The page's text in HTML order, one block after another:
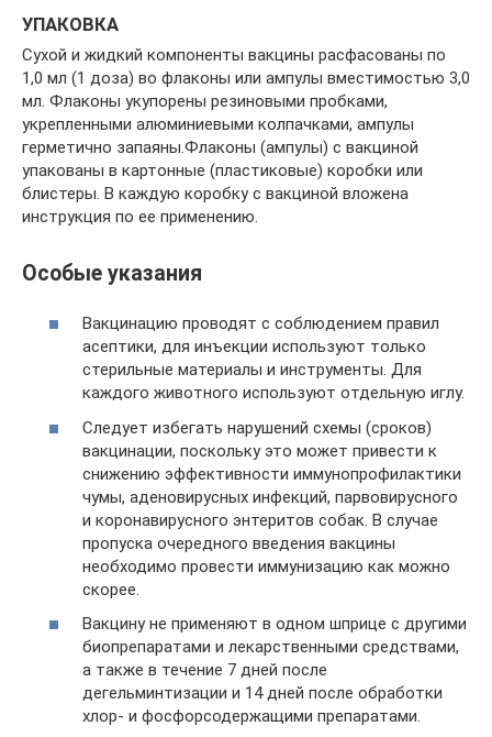
УПАКОВКА
Сухой и жидкий компоненты вакцины расфасованы по
1,0 мл (1 доза) во флаконы или ампулы вместимостью 3,0
мл. Флаконы укупорены резиновыми пробками,
укрепленными алюминиевыми колпачками, ампулы
герметично запаяны.Флаконы (ампулы) с вакциной
упакованы в картонные (пластиковые) коробки или
блистеры. В каждую коробку с вакциной вложена
инструкция по ее применению.
Особые указания
Вакцинацию проводят с соблюдением правил
асептики, для инъекции используют только
стерильные материалы и инструменты. Для
каждого животного используют отдельную иглу.
Следует избегать нарушений схемы (сроков)
вакцинации, поскольку это может привести к
снижению эффективности иммунопрофилактики
чумы, аденовирусных инфекций, парвовирусного
и коронавирусного энтеритов собак. В случае
пропуска очередного введения вакцины
необходимо провести иммунизацию как можно
скорее.
Вакцину не применяют в одном шприце с другими
биопрепаратами и лекарственными средствами,
а также в течение 7 дней после
дегельминтизации и 14 дней после обработки
хлор- и фосфорсодержащими препаратами.